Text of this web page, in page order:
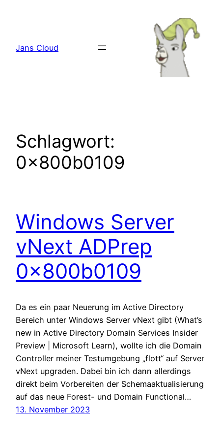
Jans Cloud
Schlagwort:
0x800b0109
Windows Server
vNext ADPrep
0x800b0109
Da es ein paar Neuerung im Active Directory
Bereich unter Windows Server vNext gibt (What’s
new in Active Directory Domain Services Insider
Preview | Microsoft Learn), wollte ich die Domain
Controller meiner Testumgebung „flott“ auf Server
vNext upgraden. Dabei bin ich dann allerdings
direkt beim Vorbereiten der Schemaaktualisierung
auf das neue Forest- und Domain Functional…
13. November 2023